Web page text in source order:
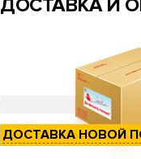
ДОСТАВКА И
ДОСТАВКА НОВОЙ